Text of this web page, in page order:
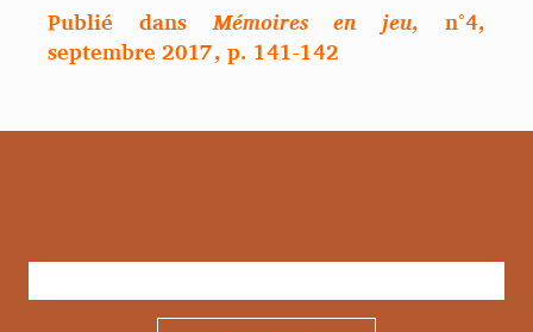
Publié dansMémoires en jeu, n°4,
septembre 2017, p. 141-142